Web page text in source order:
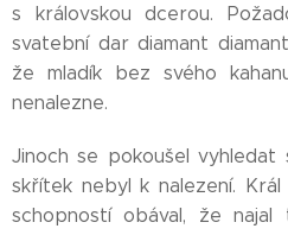
s královskou dcerou.
svatební dar diamant
že mladík bez svého
nenalezne.
Jinoch se pokoušel vyhledat
skřítek nebyl k nalezení.
schopností obával, že najal